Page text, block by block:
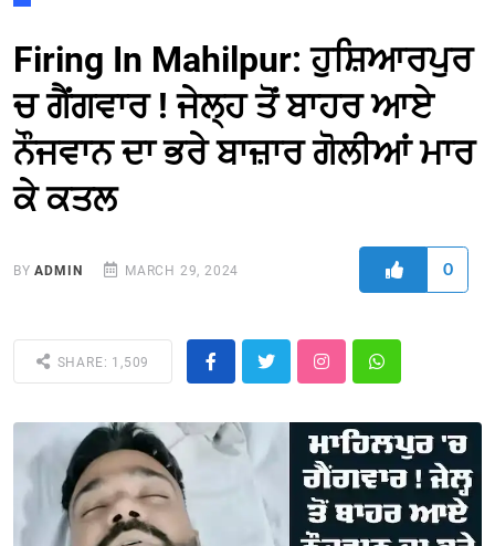
Firing In Mahilpur: ਹੁਸ਼ਿਆਰਪੁਰ
ਚ ਗੈਂਗਵਾਰ ! ਜੇਲ੍ਹ ਤੋਂ ਬਾਹਰ ਆਏ
ਨੌਜਵਾਨ ਦਾ ਭਰੇ ਬਾਜ਼ਾਰ ਗੋਲੀਆਂ ਮਾਰ
ਕੇ ਕਤਲ
BYADMIN MARCH 29, 2024 0
SHARE: 1,509